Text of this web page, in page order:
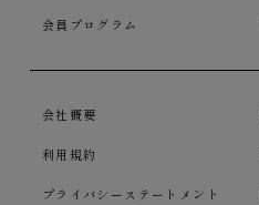
会員プログラム
会社概要
利用規約
プライバシーステートメント